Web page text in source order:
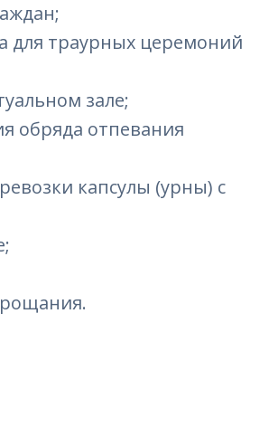
для траурных церемоний
зале;
обряда отпевания
капсулы (урны) с